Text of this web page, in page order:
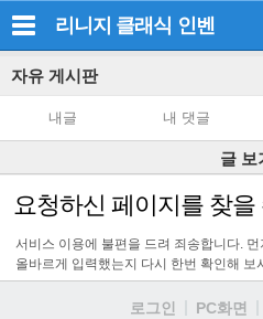
리니지 클래식 인벤
자유 게시판
내글 내 댓글
글 보
요청하신 페이지를 찾을
서비스 이용에 불편을 드려 죄송합니다.
올바르게 입력했는지 다시 한번 확인해 보
로그인 PC화면